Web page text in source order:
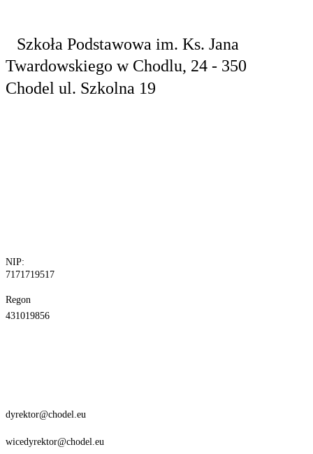
Szkoła Podstawowa im. Ks. Jana
Twardowskiego w Chodlu, 24 - 350
Chodel ul. Szkolna 19
NIP:
7171719517
Regon
431019856
dyrektor@chodel.eu
wicedyrektor@chodel.eu